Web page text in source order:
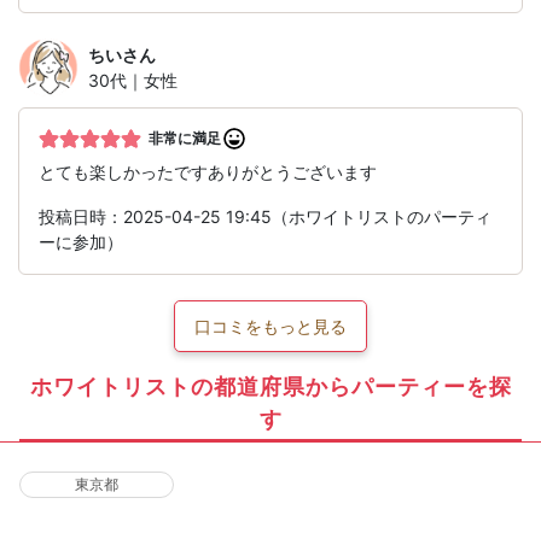
ちいさん
30代｜女性
非常に満足
とても楽しかったですありがとうございます
投稿日時：2025-04-25 19:45（ホワイトリストのパーティ
ーに参加）
口コミをもっと見る
ホワイトリストの都道府県からパーティーを探
す
東京都